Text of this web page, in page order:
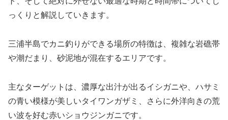
っくりと解説していきます。
三浦半島でカニ釣りができる場所の特徴は、複雑な岩礁帯
や潮だまり、砂泥地が混在するエリアです。
主なターゲットは、濃厚な出汁が出るイシガニや、ハサミ
の青い模様が美しいタイワンガザミ、さらに外洋向きの荒
い波を好む赤いショウジンガニです。